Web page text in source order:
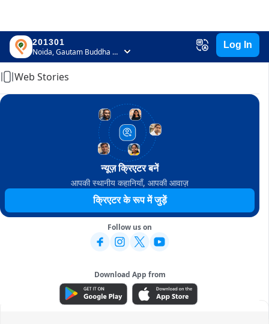
201301
Noida, Gautam Buddha Nagar, Uttar Pradesh
Log In
Home
Web Stories
न्यूज़ क्रिएटर बनें
आपकी स्थानीय कहानियाँ, आपकी आवाज़
क्रिएटर के रूप में जुड़ें
Follow us on
Download App from
ADVERTISEMENT